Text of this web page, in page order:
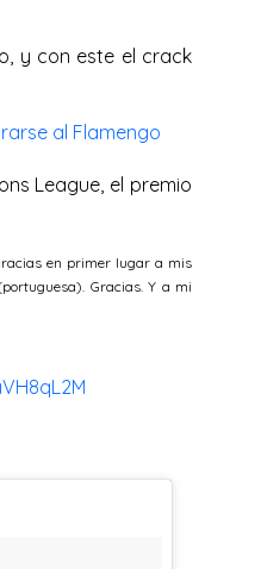
y con este el crack
al Flamengo
League, el premio
en primer lugar a mis
Gracias. Y a mi